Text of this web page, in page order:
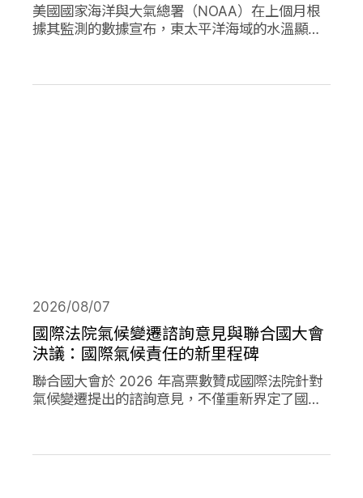
美國國家海洋與大氣總署（NOAA）在上個月根
據其監測的數據宣布，東太平洋海域的水溫顯著
來更高水溫的「超級聖嬰現象」，屆時有可能打
國際法院氣候變遷諮詢意見與聯合國大會
決議：國際氣候責任的新里程碑
2026/08/07
聯合國大會於 2026 年高票數贊成國際法院針對
氣候變遷提出的諮詢意見，不僅重新界定了國際
律責任的承諾。